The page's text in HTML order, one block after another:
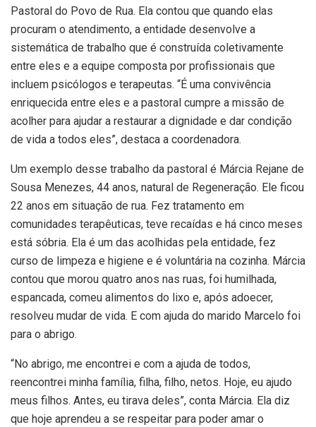
Pastoral do Povo de Rua. Ela contou que quando elas
procuram o atendimento, a entidade desenvolve a
sistemática de trabalho que é construída coletivamente
entre eles e a equipe composta por profissionais que
incluem psicólogos e terapeutas. “É uma convivência
enriquecida entre eles e a pastoral cumpre a missão de
acolher para ajudar a restaurar a dignidade e dar condição
de vida a todos eles”, destaca a coordenadora.
Um exemplo desse trabalho da pastoral é Márcia Rejane de
Sousa Menezes, 44 anos, natural de Regeneração. Ele ficou
22 anos em situação de rua. Fez tratamento em
comunidades terapêuticas, teve recaídas e há cinco meses
está sóbria. Ela é um das acolhidas pela entidade, fez
curso de limpeza e higiene e é voluntária na cozinha. Márcia
contou que morou quatro anos nas ruas, foi humilhada,
espancada, comeu alimentos do lixo e, após adoecer,
resolveu mudar de vida. E com ajuda do marido Marcelo foi
para o abrigo.
“No abrigo, me encontrei e com a ajuda de todos,
reencontrei minha família, filha, filho, netos. Hoje, eu ajudo
meus filhos. Antes, eu tirava deles”, conta Márcia. Ela diz
que hoje aprendeu a se respeitar para poder amar o